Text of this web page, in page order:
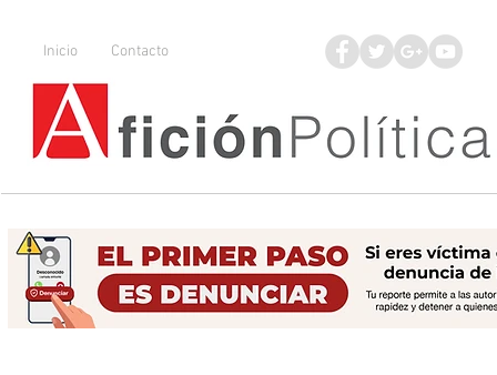
Inicio Contacto